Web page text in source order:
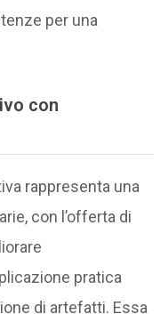
per una
con
rappresenta una
con l’offerta di
pratica
di artefatti. Essa